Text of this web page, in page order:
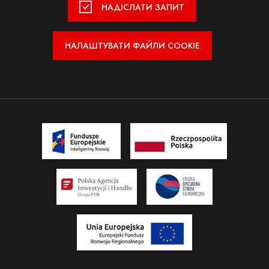
НАДІСЛАТИ ЗАПИТ
НАЛАШТУВАТИ ФАЙЛИ COOKIE
Додайте додаток Не вибрано файл
Формат: pdf, jpg, png, zip
Розмір: макс. 2 МБ
Я даю згоду на опрацювання моїх персональних даних
Надіслати
Зателефонуй мені
+48 24 366 79 00
Додайте додаток Не вибрано файл
Формат: pdf, jpg, png, zip
Розмір: макс. 2 МБ
Я даю згоду на опрацювання моїх персональних даних
політики конфіденційності сайту.